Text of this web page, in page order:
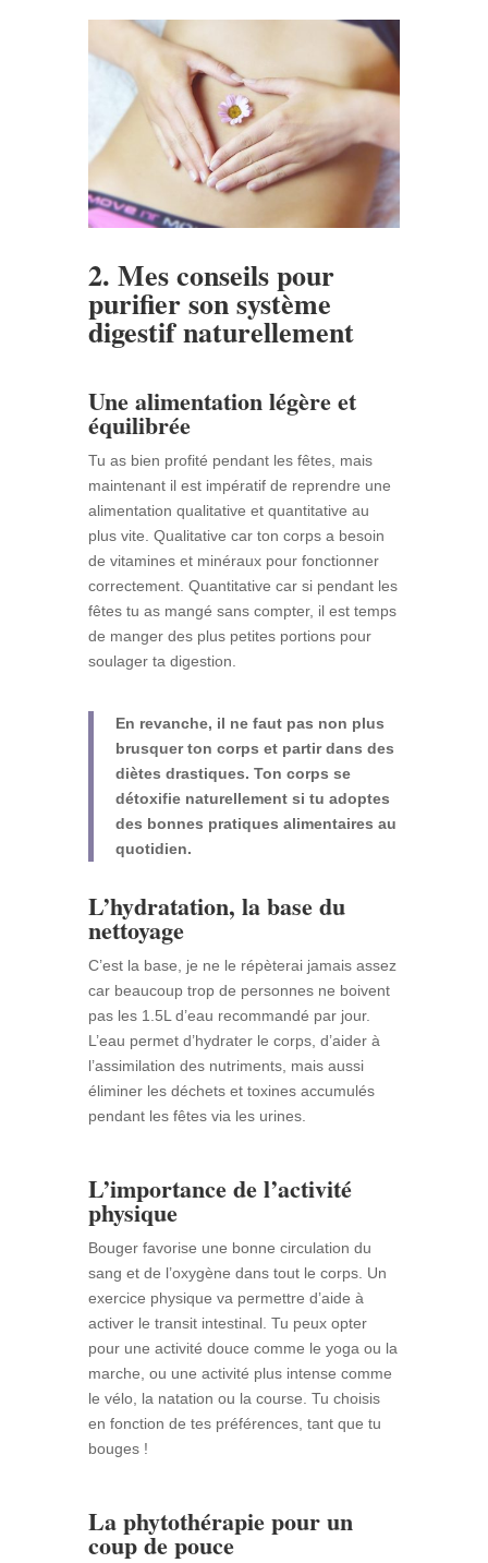
2. Mes conseils pour
purifier son système
digestif naturellement
Une alimentation légère et
équilibrée
Tu as bien profité pendant les fêtes, mais
maintenant il est impératif de reprendre une
alimentation qualitative et quantitative au
plus vite. Qualitative car ton corps a besoin
de vitamines et minéraux pour fonctionner
correctement. Quantitative car si pendant les
fêtes tu as mangé sans compter, il est temps
de manger des plus petites portions pour
soulager ta digestion.
En revanche, il ne faut pas non plus
brusquer ton corps et partir dans des
diètes drastiques. Ton corps se
détoxifie naturellement si tu adoptes
des bonnes pratiques alimentaires au
quotidien.
L’hydratation, la base du
nettoyage
C’est la base, je ne le répèterai jamais assez
car beaucoup trop de personnes ne boivent
pas les 1.5L d’eau recommandé par jour.
L’eau permet d’hydrater le corps, d’aider à
l’assimilation des nutriments, mais aussi
éliminer les déchets et toxines accumulés
pendant les fêtes via les urines.
L’importance de l’activité
physique
Bouger favorise une bonne circulation du
sang et de l’oxygène dans tout le corps. Un
exercice physique va permettre d’aide à
activer le transit intestinal. Tu peux opter
pour une activité douce comme le yoga ou la
marche, ou une activité plus intense comme
le vélo, la natation ou la course. Tu choisis
en fonction de tes préférences, tant que tu
bouges !
La phytothérapie pour un
coup de pouce